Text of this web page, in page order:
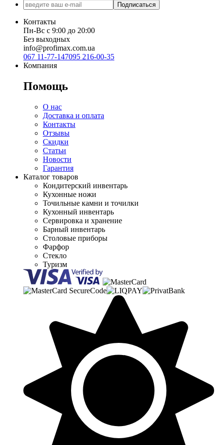
Подписаться
Контакты
Пн-Вс с 9:00 до 20:00
Без выходных
info@profimax.com.ua
067 11-77-147095 216-00-35
Компания
Помощь
О нас
Доставка и оплата
Контакты
Отзывы
Скидки
Статьи
Новости
Гарантия
Каталог товаров
Кондитерский инвентарь
Кухонные ножи
Точильные камни и точилки
Кухонный инвентарь
Сервировка и хранение
Барный инвентарь
Столовые приборы
Фарфор
Стекло
Туризм